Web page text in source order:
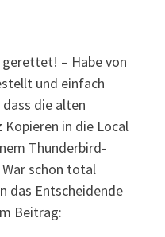
– Habe von
und einfach
die alten
in die Local
Thunderbird-
schon total
das Entscheidende
Beitrag: